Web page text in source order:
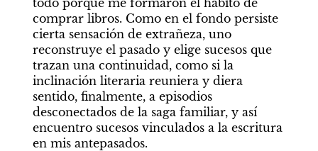
comprar libros. Como en el fondo persiste
cierta sensación de extrañeza, uno
reconstruye el pasado y elige sucesos que
trazan una continuidad, como si la
inclinación literaria reuniera y diera
sentido, finalmente, a episodios
desconectados de la saga familiar, y así
encuentro sucesos vinculados a la escritura
en mis antepasados.